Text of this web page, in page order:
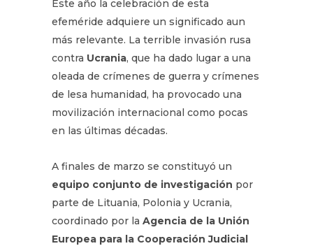
Este año la celebración de esta
efeméride adquiere un significado aun
más relevante. La terrible invasión rusa
contra Ucrania, que ha dado lugar a una
oleada de crímenes de guerra y crímenes
de lesa humanidad, ha provocado una
movilización internacional como pocas
en las últimas décadas.
A finales de marzo se constituyó un
equipo conjunto de investigación por
parte de Lituania, Polonia y Ucrania,
coordinado por la Agencia de la Unión
Europea para la Cooperación Judicial